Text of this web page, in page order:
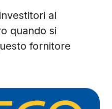
al
quando si
fornitore